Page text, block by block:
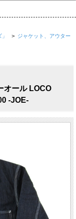
> ジャケット、アウター
オール LOCO
-JOE-